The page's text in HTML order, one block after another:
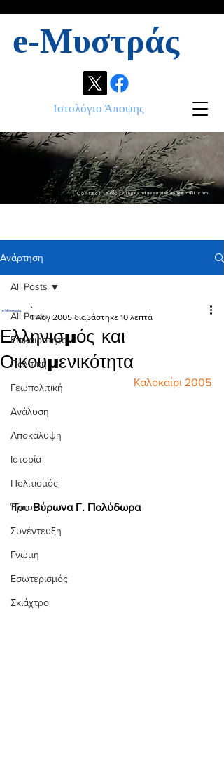
e-Μυστράς
Ιστολόγιο Άποψης
Contact info: ikonandassociates@gmail.com
Ανάρτηση
All Posts
Επικαιρότητα
Πολιτική
Γεωπολιτική
Ανάλυση
Αποκάλυψη
Ιστορία
Πολιτισμός
Έρευνα
Συνέντευξη
Γνώμη
Εσωτερισμός
Σκιάχτρο
All Posts
Ελληνισμός και
Οικουμενικότητα
.
1 Αυγ 2005 διαβάστηκε 10 λεπτά
Καλοκαίρι 2005
Του Βύρωνα Γ. Πολύδωρα